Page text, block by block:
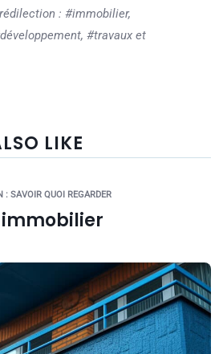
: #immobilier,
#travaux et
LIKE
SAVOIR QUOI REGARDER